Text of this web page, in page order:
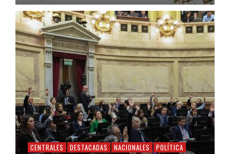
CENTRALES DESTACADAS NACIONALES POLÍTICA